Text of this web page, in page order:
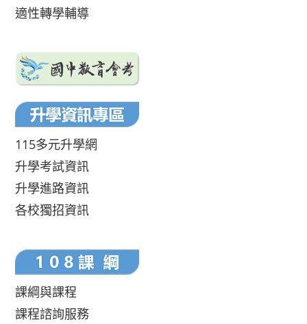
適性轉學輔導
115多元升學網
升學考試資訊
升學進路資訊
各校獨招資訊
課綱與課程
課程諮詢服務